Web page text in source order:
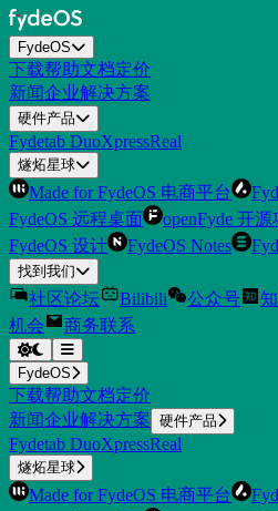
FydeOS
下载帮助文档定价
新闻企业解决方案
硬件产品
Fydetab DuoXpressReal
燧炻星球
Made for FydeOS 电商平台
FydeOS 远程桌面
openFyde 开源
FydeOS 设计
FydeOS Notes
找到我们
社区论坛 Bilibili 公众号
机会
商务联系
FydeOS
下载帮助文档定价
新闻企业解决方案 硬件产品
Fydetab DuoXpressReal
燧炻星球
Made for FydeOS 电商平台